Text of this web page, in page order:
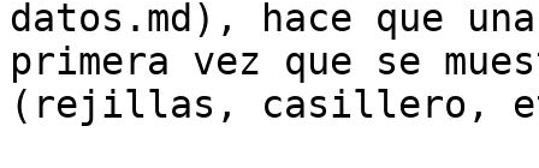
datos.md), hace que
primera vez que se
(rejillas, casillero,